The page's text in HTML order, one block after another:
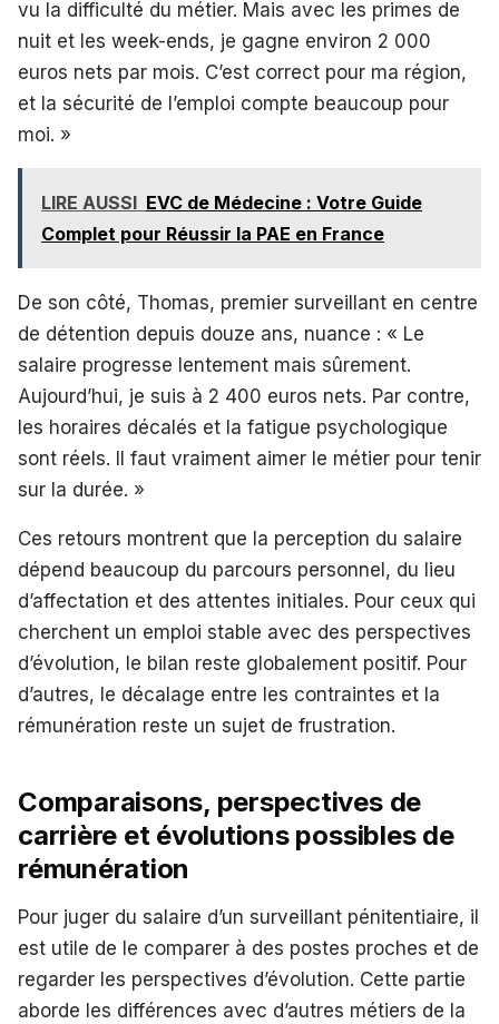
vu la difficulté du métier. Mais avec les primes de
nuit et les week-ends, je gagne environ 2 000
euros nets par mois. C’est correct pour ma région,
et la sécurité de l’emploi compte beaucoup pour
moi. »
LIRE AUSSI EVC de Médecine : Votre Guide
Complet pour Réussir la PAE en France
De son côté, Thomas, premier surveillant en centre
de détention depuis douze ans, nuance : « Le
salaire progresse lentement mais sûrement.
Aujourd’hui, je suis à 2 400 euros nets. Par contre,
les horaires décalés et la fatigue psychologique
sont réels. Il faut vraiment aimer le métier pour tenir
sur la durée. »
Ces retours montrent que la perception du salaire
dépend beaucoup du parcours personnel, du lieu
d’affectation et des attentes initiales. Pour ceux qui
cherchent un emploi stable avec des perspectives
d’évolution, le bilan reste globalement positif. Pour
d’autres, le décalage entre les contraintes et la
rémunération reste un sujet de frustration.
Comparaisons, perspectives de
carrière et évolutions possibles de
rémunération
Pour juger du salaire d’un surveillant pénitentiaire, il
est utile de le comparer à des postes proches et de
regarder les perspectives d’évolution. Cette partie
aborde les différences avec d’autres métiers de la